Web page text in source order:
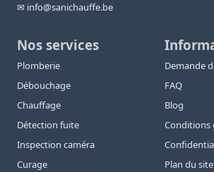
✉ info@sanichauffe.be
Nos services
Plomberie
Débouchage
Chauffage
Détection fuite
Inspection caméra
Curage
Demande
FAQ
Blog
Conditions
Plan du site